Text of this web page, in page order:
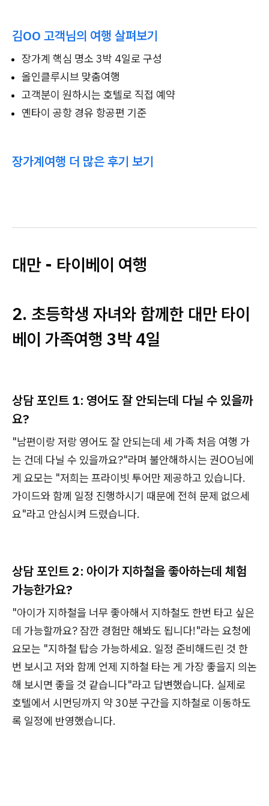
김OO 고객님의 여행 살펴보기
장가계 핵심 명소 3박 4일로 구성
올인클루시브 맞춤여행
고객분이 원하시는 호텔로 직접 예약
옌타이 공항 경유 항공편 기준
장가계여행 더 많은 후기 보기
대만 - 타이베이 여행
2. 초등학생 자녀와 함께한 대만 타이
베이 가족여행 3박 4일
상담 포인트 1: 영어도 잘 안되는데 다닐 수 있을까
요?
"남편이랑 저랑 영어도 잘 안되는데 세 가족 처음 여행 가
는 건데 다닐 수 있을까요?"라며 불안해하시는 권OO님에
게 요모는 "저희는 프라이빗 투어만 제공하고 있습니다.
가이드와 함께 일정 진행하시기 때문에 전혀 문제 없으세
요"라고 안심시켜 드렸습니다.
상담 포인트 2: 아이가 지하철을 좋아하는데 체험
가능한가요?
"아이가 지하철을 너무 좋아해서 지하철도 한번 타고 싶은
데 가능할까요? 잠깐 경험만 해봐도 됩니다!"라는 요청에
요모는 "지하철 탑승 가능하세요. 일정 준비해드린 것 한
번 보시고 저와 함께 언제 지하철 타는 게 가장 좋을지 의논
해 보시면 좋을 것 같습니다"라고 답변했습니다. 실제로
호텔에서 시먼딩까지 약 30분 구간을 지하철로 이동하도
록 일정에 반영했습니다.